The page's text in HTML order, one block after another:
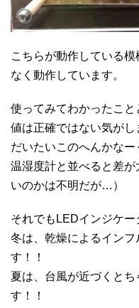
こちらが動作している
なく動作しています。
使ってみてわかったこ
値は正確ではない気がし
だいたいこのへんかな
温湿度計と並べると差
いのかは不明だが…）
それでもLEDインジケー
冬は、乾燥によるインフ
す！！
夏は、台風が近づくと
す！！